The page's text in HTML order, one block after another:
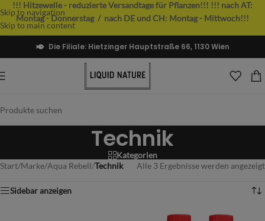
Skip to navigation
Skip to main content
!!! Hitzewelle - reduzierte Versandtage für Pflanzen!!! !!! nach AT:
Montag - Donnerstag / nach DE und CH: Montag - Mittwoch!!!
Die Filiale: Hietzinger Hauptstraße 66, 1130 Wien
Technik
Kategorien
Start/Marke/Aqua Rebell/Technik Alle 3 Ergebnisse werden angezeigt
Sidebar anzeigen